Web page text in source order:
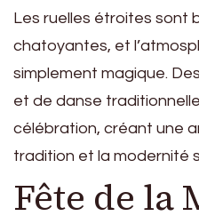
Les ruelles étroites sont
chatoyantes, et
simplement magique.
et de danse
célébration, créant une
tradition et la modernité
Fête de la